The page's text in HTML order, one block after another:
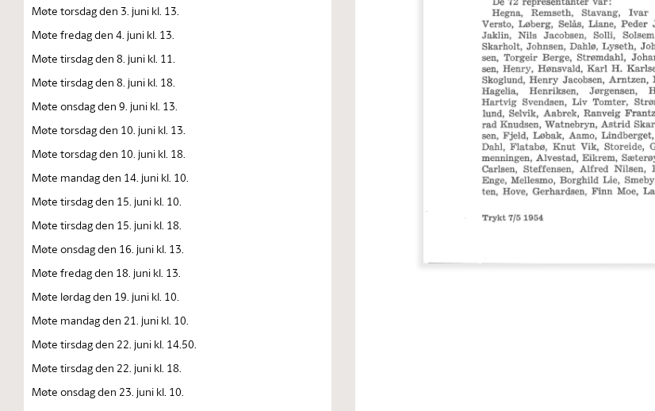
Møte torsdag den 3. juni kl. 13.
Møte fredag den 4. juni kl. 13.
Møte tirsdag den 8. juni kl. 11.
Møte tirsdag den 8. juni kl. 18.
Møte onsdag den 9. juni kl. 13.
Møte torsdag den 10. juni kl. 13.
Møte torsdag den 10. juni kl. 18.
Møte mandag den 14. juni kl. 10.
Møte tirsdag den 15. juni kl. 10.
Møte tirsdag den 15. juni kl. 18.
Møte onsdag den 16. juni kl. 13.
Møte fredag den 18. juni kl. 13.
Møte lørdag den 19. juni kl. 10.
Møte mandag den 21. juni kl. 10.
Møte tirsdag den 22. juni kl. 14.50.
Møte tirsdag den 22. juni kl. 18.
Møte onsdag den 23. juni kl. 10.